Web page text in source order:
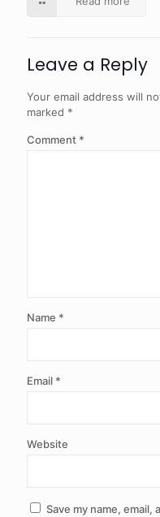
Leave a Reply
Your email address will
marked *
Comment *
Name *
Email *
Website
Save my name,